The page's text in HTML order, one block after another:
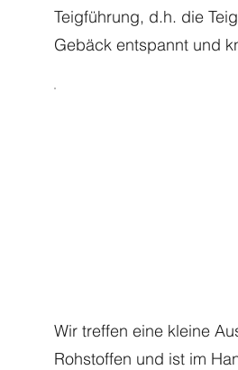
Teigführung, d.h. die
Gebäck entspannt und
Wir treffen eine kleine
Rohstoffen und ist im